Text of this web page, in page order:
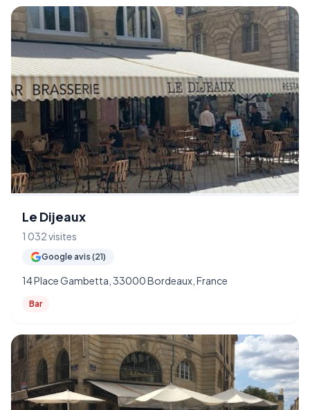
Le Dijeaux
1 032 visites
Google avis (21)
14 Place Gambetta, 33000 Bordeaux, France
Bar